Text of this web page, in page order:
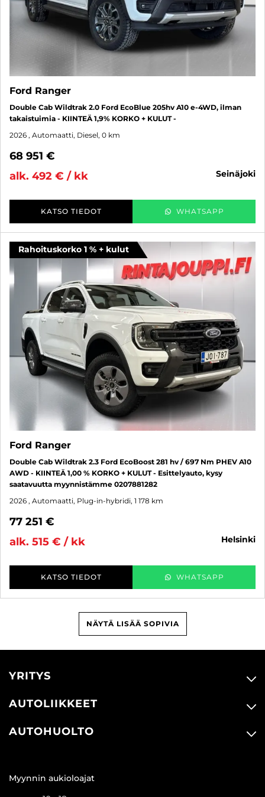
Ford Ranger
Double Cab Wildtrak 2.0 Ford EcoBlue 205hv A10 e-4WD, ilman
takaistuimia - KIINTEÄ 1,9% KORKO + KULUT -
2026 , Automaatti, Diesel, 0 km
68 951 €
alk. 492 € / kk
seinäjoki
KATSO TIEDOT WHATSAPP
Rahoituskorko 1 % + kulut
Ford Ranger
Double Cab Wildtrak 2.3 Ford EcoBoost 281 hv / 697 Nm PHEV A10
AWD - KIINTEÄ 1,00 % KORKO + KULUT - Esittelyauto, kysy
saatavuutta myynnistämme 0207881282
2026 , Automaatti, Plug-in-hybridi, 1 178 km
77 251 €
alk. 515 € / kk
helsinki
KATSO TIEDOT WHATSAPP
NÄYTÄ LISÄÄ SOPIVIA
YRITYS
AUTOLIIKKEET
AUTOHUOLTO
Myynnin aukioloajat